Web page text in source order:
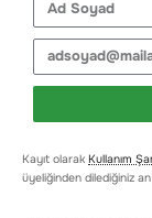
Kayıt olarak Kullanım
üyeliğinden dilediğiniz an